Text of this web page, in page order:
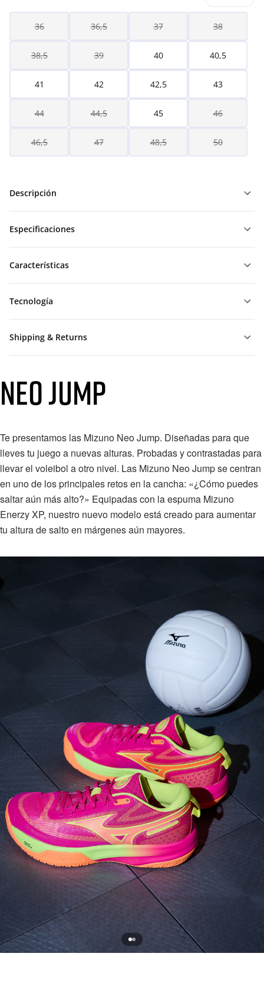
36 36,5 37 38
38,5 39 40 40,5
41 42 42,5 43
44 44,5 45 46
46,5 47 48,5 50
Descripción
Especificaciones
Características
Tecnología
Shipping & Returns
NEO JUMP
Te presentamos las Mizuno Neo Jump. Diseñadas para que
lleves tu juego a nuevas alturas.⁠ Probadas y contrastadas para
llevar el voleibol a otro nivel. Las Mizuno Neo Jump se centran
en uno de los principales retos en la cancha: «¿Cómo puedes
saltar aún más alto?»⁠ Equipadas con la espuma Mizuno
Enerzy XP, nuestro nuevo modelo está creado para aumentar
tu altura de salto en márgenes aún mayores.⁠